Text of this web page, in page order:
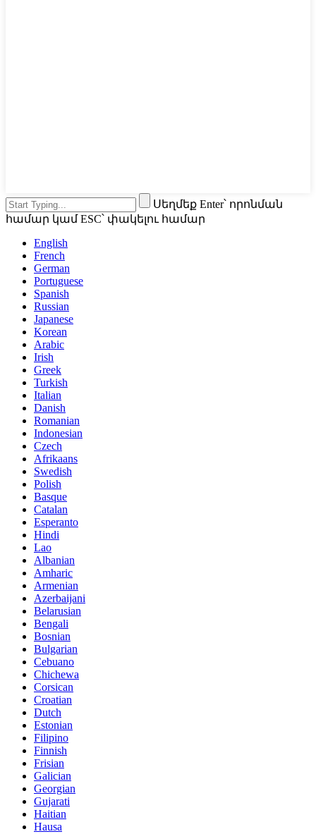
Սեղմեք Enter՝ որոնման
համար կամ ESC՝ փակելու համար
English
French
German
Portuguese
Spanish
Russian
Japanese
Korean
Arabic
Irish
Greek
Turkish
Italian
Danish
Romanian
Indonesian
Czech
Afrikaans
Swedish
Polish
Basque
Catalan
Esperanto
Hindi
Lao
Albanian
Amharic
Armenian
Azerbaijani
Belarusian
Bengali
Bosnian
Bulgarian
Cebuano
Chichewa
Corsican
Croatian
Dutch
Estonian
Filipino
Finnish
Frisian
Galician
Georgian
Gujarati
Haitian
Hausa